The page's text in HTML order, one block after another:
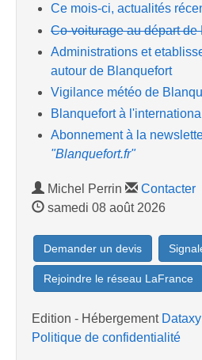
Ce mois-ci, actualités
Co-voiturage au départ de
Administrations et
autour de Blanquefort
Vigilance météo de
Blanquefort à
Abonnement à la
"Blanquefort.fr"
Michel Perrin
Contacter
samedi 08 août 2026
Demander un devis
Rejoindre le réseau LaFrance
Edition - Hébergement Dataxy
Politique de confidentialité